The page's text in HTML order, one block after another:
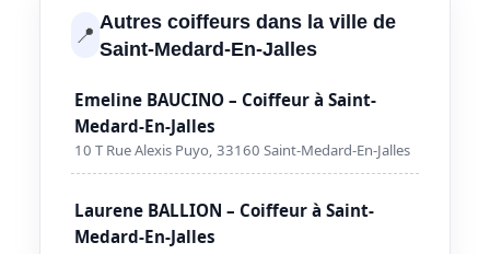
📍 Autres coiffeurs dans la ville de
Saint-Medard-En-Jalles
Emeline BAUCINO – Coiffeur à Saint-
Medard-En-Jalles
10 T Rue Alexis Puyo, 33160 Saint-Medard-En-Jalles
Laurene BALLION – Coiffeur à Saint-
Medard-En-Jalles